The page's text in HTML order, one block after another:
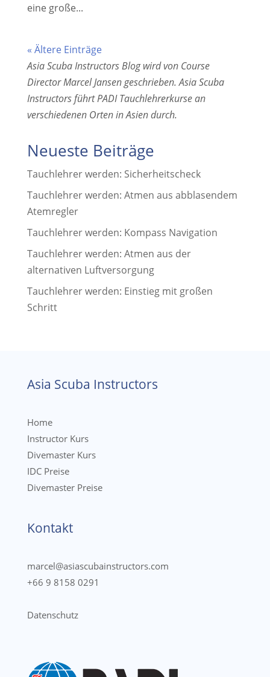
eine große...
« Ältere Einträge
Asia Scuba Instructors Blog wird von Course
Director Marcel Jansen geschrieben. Asia Scuba
Instructors führt PADI Tauchlehrerkurse an
verschiedenen Orten in Asien durch.
Neueste Beiträge
Tauchlehrer werden: Sicherheitscheck
Tauchlehrer werden: Atmen aus abblasendem
Atemregler
Tauchlehrer werden: Kompass Navigation
Tauchlehrer werden: Atmen aus der
alternativen Luftversorgung
Tauchlehrer werden: Einstieg mit großen
Schritt
Asia Scuba Instructors
Home
Instructor Kurs
Divemaster Kurs
IDC Preise
Divemaster Preise
Kontakt
marcel@asiascubainstructors.com
+66 9 8158 0291
Datenschutz